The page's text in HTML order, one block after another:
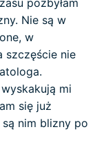
pozbyłam
Nie są w
w
szczęście nie
mi
się już
nim blizny po